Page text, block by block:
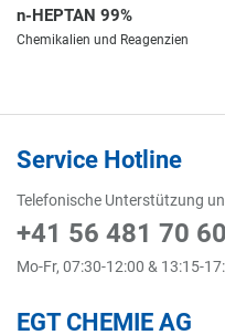
n-HEPTAN 99%
Chemikalien und Reagenzien
Service Hotline
Telefonische Unterstützung
+41 56 481 70 60
Mo-Fr, 07:30-12:00 & 13:15-
EGT CHEMIE AG